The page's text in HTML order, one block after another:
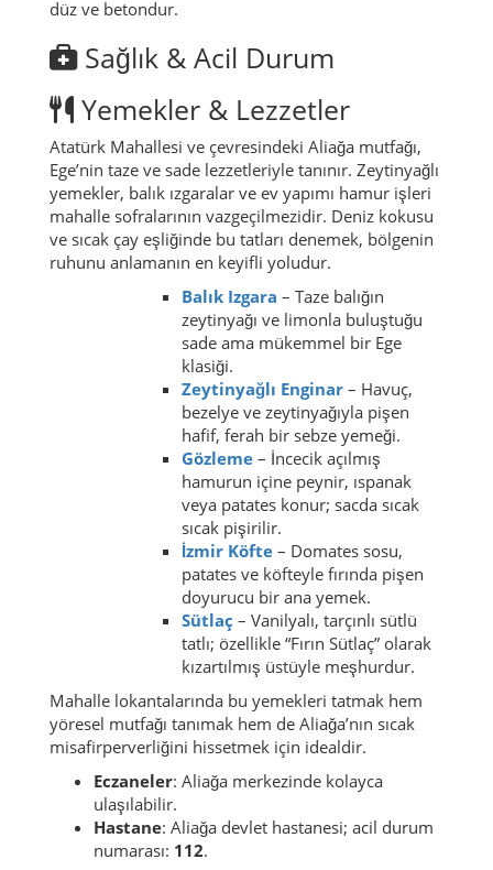
düz ve betondur.
Sağlık & Acil Durum
Yemekler & Lezzetler
Atatürk Mahallesi ve çevresindeki Aliağa mutfağı,
Ege’nin taze ve sade lezzetleriyle tanınır. Zeytinyağlı
yemekler, balık ızgaralar ve ev yapımı hamur işleri
mahalle sofralarının vazgeçilmezidir. Deniz kokusu
ve sıcak çay eşliğinde bu tatları denemek, bölgenin
ruhunu anlamanın en keyifli yoludur.
Balık Izgara – Taze balığın
zeytinyağı ve limonla buluştuğu
sade ama mükemmel bir Ege
klasiği.
Zeytinyağlı Enginar – Havuç,
bezelye ve zeytinyağıyla pişen
hafif, ferah bir sebze yemeği.
Gözleme – İncecik açılmış
hamurun içine peynir, ıspanak
veya patates konur; sacda sıcak
sıcak pişirilir.
İzmir Köfte – Domates sosu,
patates ve köfteyle fırında pişen
doyurucu bir ana yemek.
Sütlaç – Vanilyalı, tarçınlı sütlü
tatlı; özellikle “Fırın Sütlaç” olarak
kızartılmış üstüyle meşhurdur.
Mahalle lokantalarında bu yemekleri tatmak hem
yöresel mutfağı tanımak hem de Aliağa’nın sıcak
misafirperverliğini hissetmek için idealdir.
Eczaneler: Aliağa merkezinde kolayca
ulaşılabilir.
Hastane: Aliağa devlet hastanesi; acil durum
numarası: 112.